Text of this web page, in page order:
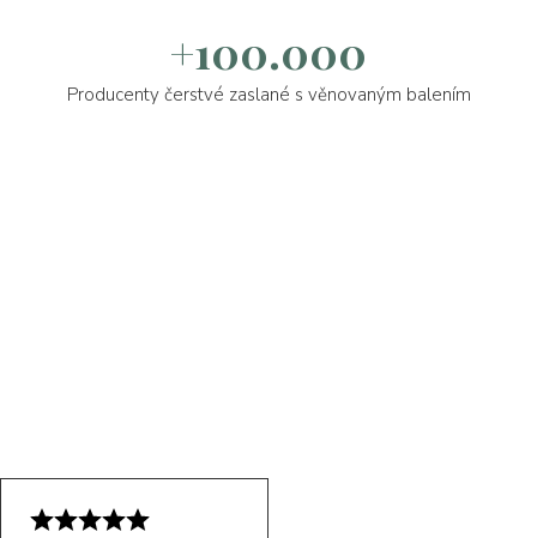
+100.000
Producenty čerstvé zaslané s věnovaným balením